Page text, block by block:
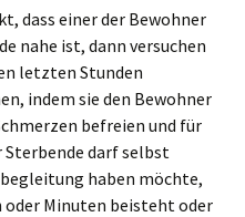
dass einer der Bewohner
nahe ist, dann versuchen
letzten Stunden
indem sie den Bewohner
befreien und für
Sterbende darf selbst
haben möchte,
Minuten beisteht oder